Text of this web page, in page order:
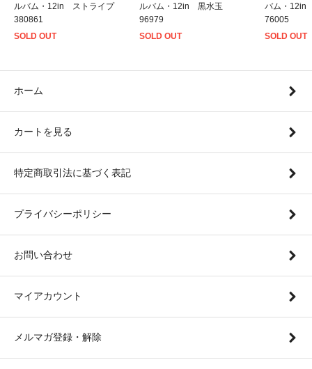
ルバム・12in ストライプ
380861
SOLD OUT
ルバム・12in 黒水玉
96979
SOLD OUT
バム・
76005
SOLD OUT
ホーム
カートを見る
特定商取引法に基づく表記
プライバシーポリシー
お問い合わせ
マイアカウント
メルマガ登録・解除